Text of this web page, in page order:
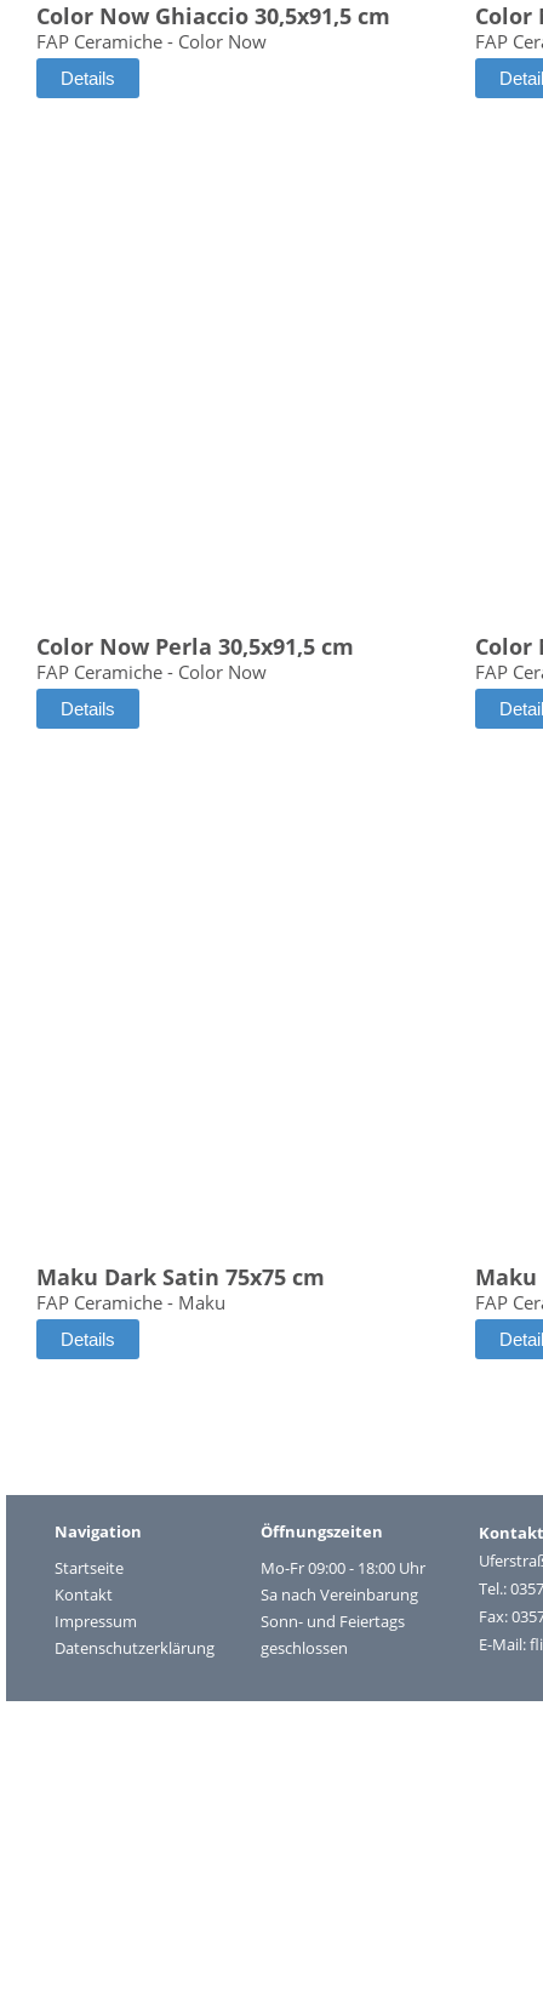
Color Now Ghiaccio 30,5x91,5 cm
FAP Ceramiche - Color Now
Details
Color
FAP
Color Now Perla 30,5x91,5 cm
FAP Ceramiche - Color Now
Details
Color
FAP
Maku Dark Satin 75x75 cm
FAP Ceramiche - Maku
Details
Maku
FAP
Navigation
Startseite
Kontakt
Impressum
Datenschutzerklärung
Öffnungszeiten
Mo-Fr 09:00 - 18:00 Uhr
Sa nach Vereinbarung
Sonn- und Feiertags
geschlossen
Kontakt
Tel.:
Fax:
E-Mail: